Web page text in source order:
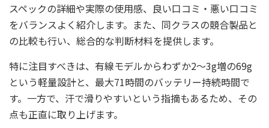
スペックの詳細や実際の使用感、良い口コミ・悪い口コミ
をバランスよく紹介します。また、同クラスの競合製品と
の比較も行い、総合的な判断材料を提供します。
特に注目すべきは、有線モデルからわずか2〜3g増の69g
という軽量設計と、最大71時間のバッテリー持続時間で
す。一方で、汗で滑りやすいという指摘もあるため、その
点も正直に取り上げます。